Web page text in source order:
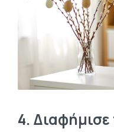
4. Διαφήμισε